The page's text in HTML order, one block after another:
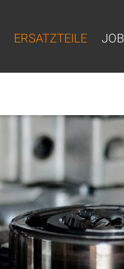
ERSATZTEILE